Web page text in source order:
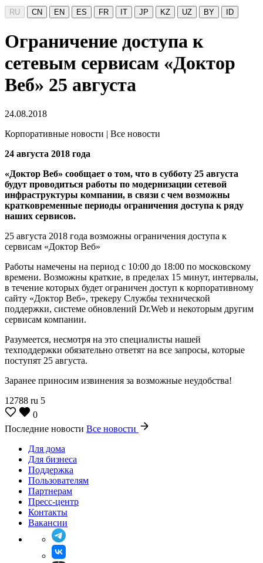
RU CN EN ES FR IT JP KZ UZ BY ID
Ограничение доступа к
сетевым сервисам «Доктор
Веб» 25 августа
24.08.2018
Корпоративные новости | Все новости
24 августа 2018 года
«Доктор Веб» сообщает о том, что в субботу 25 августа
будут проводиться работы по модернизации сетевой
инфраструктуры компании, в связи с чем возможны
кратковременные периоды ограничения доступа к ряду
наших сервисов.
25 августа 2018 года возможны ограничения доступа к
сервисам «Доктор Веб»
Работы намечены на период с 10:00 до 18:00 по московскому
времени. Возможны краткие, в пределах 15 минут, интервалы,
в течение которых будет ограничен доступ к корпоративному
сайту «Доктор Веб», трекеру Службы технической
поддержки, системе обновлений Dr.Web и некоторым другим
сервисам компании.
Разумеется, несмотря на это специалисты нашей
техподдержки обязательно ответят на все запросы, которые
поступят 25 августа.
Заранее приносим извинения за возможные неудобства!
12788 ru 5
0
Последние новости Все новости
Для дома
Для бизнеса
Поддержка
Пользователям
Партнерам
Пресс-центр
Контакты
Вакансии